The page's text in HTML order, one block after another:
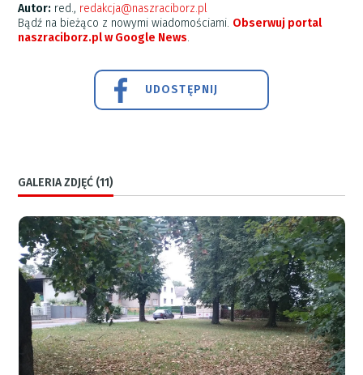
Autor: red., redakcja@naszraciborz.pl
Bądź na bieżąco z nowymi wiadomościami. Obserwuj portal
naszraciborz.pl w Google News.
UDOSTĘPNIJ
GALERIA ZDJĘĆ (11)